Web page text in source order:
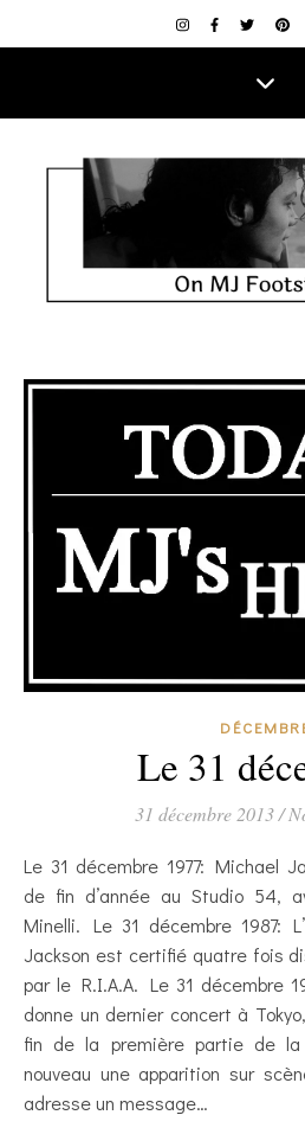
Le 31
31 décembre 2013/
Le 31 décembre 1977: Michael Jackson passe le réveillon
de fin d’année au Studio 54,
Minelli. Le 31 décembre 1987:
Jackson est certifié quatre fois
par le R.I.A.A. Le 31 décembre
donne un dernier concert à
fin de la première partie de
nouveau une apparition sur
adresse un message…